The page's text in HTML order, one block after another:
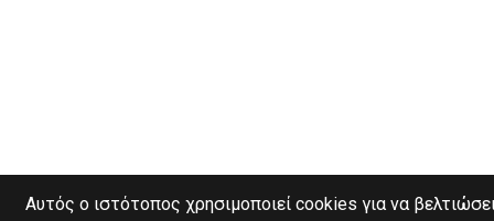
Αυτός ο ιστότοπος χρησιμοποιεί cookies για να